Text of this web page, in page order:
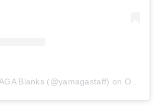
Blanks (@yamagastaff) on Oct 4, 2018 at 7:57am PDT